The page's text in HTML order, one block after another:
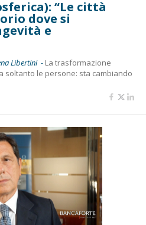
“Le città
dove si
e
Libertini - La trasformazione
soltanto le persone: sta cambiando